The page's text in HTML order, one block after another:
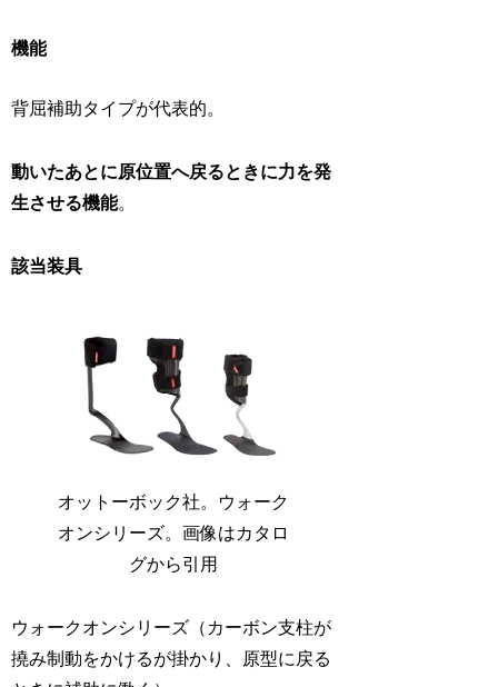
機能
背屈補助タイプが代表的。
動いたあとに原位置へ戻るときに力を発
生させる機能。
該当装具
オットーボック社。ウォーク
オンシリーズ。画像はカタロ
グから引用
ウォークオンシリーズ（カーボン支柱が
撓み制動をかけるが掛かり、原型に戻る